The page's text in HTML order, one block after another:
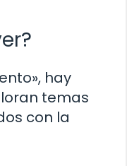
hay
temas
con la